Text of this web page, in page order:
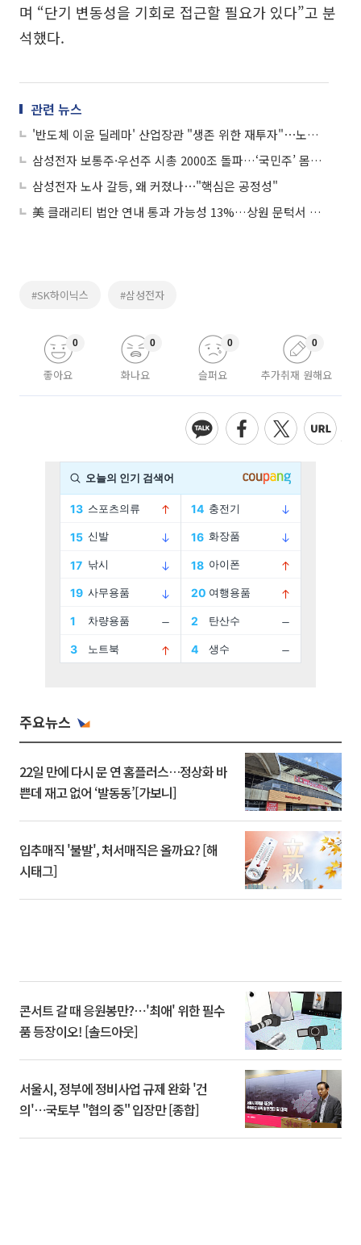
며 “단기 변동성을 기회로 접근할 필요가 있다”고 분
석했다.
관련 뉴스
'반도체 이윤 딜레마' 산업장관 "생존 위한 재투자"⋯노동장관 "원하청 분배"
삼성전자 보통주·우선주 시총 2000조 돌파…‘국민주’ 몸값 새 역사
삼성전자 노사 갈등, 왜 커졌나⋯"핵심은 공정성"
美 클래리티 법안 연내 통과 가능성 13%…상원 문턱서 제동
#SK하이닉스 #삼성전자
좋아요
0
화나요
0
슬퍼요
0
추가취재 원해요
0
주요뉴스
22일 만에 다시 문 연 홈플러스…정상화 바
쁜데 재고 없어 ‘발동동’[가보니]
입추매직 '불발', 처서매직은 올까요? [해
시태그]
콘서트 갈 때 응원봉만?⋯'최애' 위한 필수
품 등장이오! [솔드아웃]
서울시, 정부에 정비사업 규제 완화 '건
의'⋯국토부 "협의 중" 입장만 [종합]